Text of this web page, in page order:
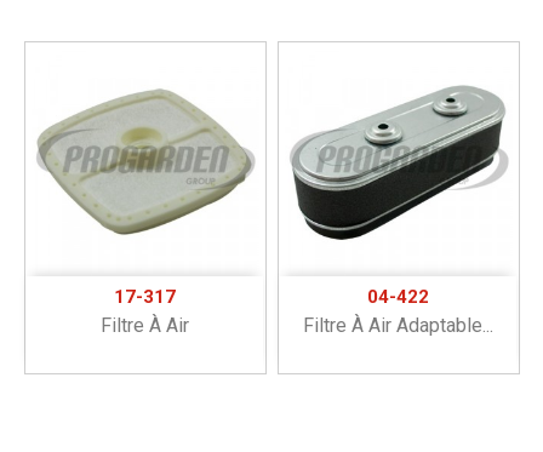
17-317
Filtre À Air
04-422
Filtre À Air Adaptable...